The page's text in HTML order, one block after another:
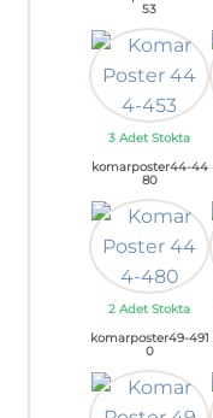
53
3 Adet Stokta
komarposter44-44
80
2 Adet Stokta
komarposter49-491
0